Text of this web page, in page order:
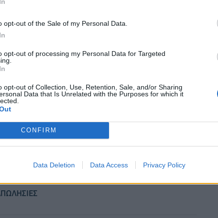
opt-out of the Sale of my Personal Data.
opt-out of processing my Personal Data for Targeted
opt-out of Collection, Use, Retention, Sale, and/or Sharing
Data that Is Unrelated with the Purposes for which it
CONFIRM
Data Deletion Data Access Privacy Policy
των δεοντολογικών κανόνων» σε κάπου 140
εξουσίας, εξηγείται στον ιστότοπό της. Σε
οικονομικών συμφερόντων κάπου 26.000
ο αντιπρόεδρος, στελέχη διορισμένα από τον
στελέχη. Άλλα έγγραφα οικονομικής φύσης
στο παρελθόν. Τα περιουσιακά στοιχεία του
που διαχειρίζεται ο γιος του Ντόναλντ ο
που σημαίνει ότι μπορεί ανά πάσα στιγμή